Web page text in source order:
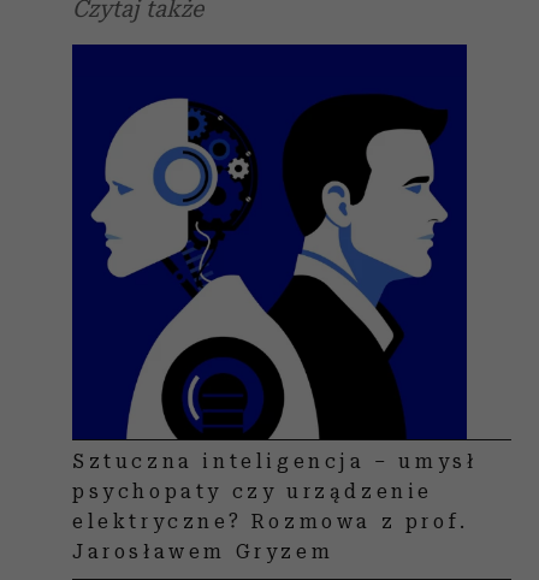
Czytaj także
Sztuczna inteligencja – umysł
psychopaty czy urządzenie
elektryczne? Rozmowa z prof.
Jarosławem Gryzem